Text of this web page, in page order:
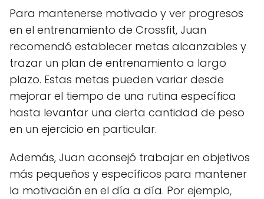
Para mantenerse motivado y ver progresos
en el entrenamiento de Crossfit, Juan
recomendó establecer metas alcanzables y
trazar un plan de entrenamiento a largo
plazo. Estas metas pueden variar desde
mejorar el tiempo de una rutina específica
hasta levantar una cierta cantidad de peso
en un ejercicio en particular.
Además, Juan aconsejó trabajar en objetivos
más pequeños y específicos para mantener
la motivación en el día a día. Por ejemplo,